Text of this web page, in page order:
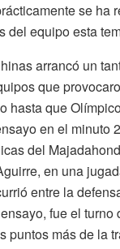
se ha
del equipo esta
arrancó un
que
hasta que
en el minuto
del
en una
entre la
fue el turno
puntos más de la